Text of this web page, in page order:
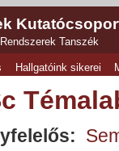
Tanszék
Hallgatóink sikerei